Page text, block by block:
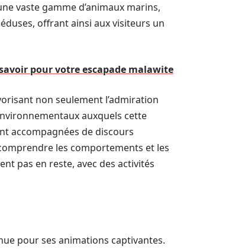
vaste gamme d’animaux marins,
offrant ainsi aux visiteurs un
pour votre escapade malawite
non seulement l’admiration
auxquels cette
accompagnées de discours
les comportements et les
pas en reste, avec des activités
pour ses animations captivantes.